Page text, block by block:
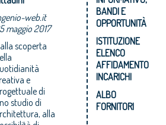
web.it
maggio 2017
scoperta
e
di
studio di
alla
BANDI E
OPPORTUNITÀ
ISTITUZIONE
ELENCO
AFFIDAMENTO
INCARICHI
ALBO
FORNITORI